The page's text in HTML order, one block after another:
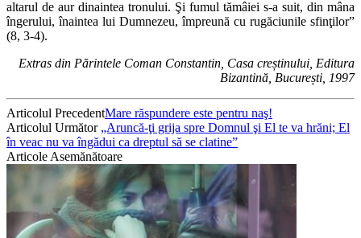
altarul de aur dinaintea tronului. Şi fumul tămâiei s-a suit, din mâna
îngerului, înaintea lui Dumnezeu, împreună cu rugăciunile sfinţilor”
(8, 3-4).
Extras din Părintele Coman Constantin, Casa creștinului, Editura
Bizantină, București, 1997
Articolul PrecedentMare răspundere este pentru naş!
Articolul Următor „Aruncă-ţi grija spre Domnul şi El te va hrăni; El
în veac nu va îngădui ca dreptul să se clatine”
Articole Asemănătoare